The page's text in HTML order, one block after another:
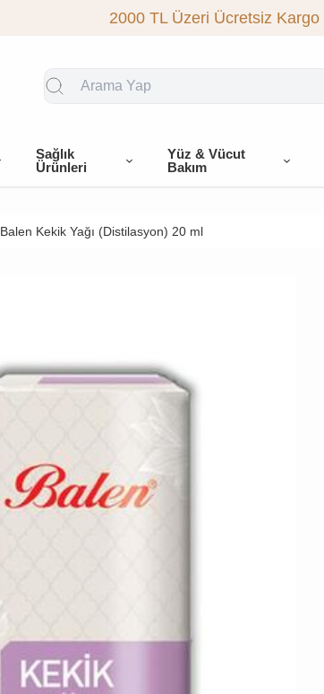
2000 TL Üzeri Ücretsiz Kargo
Sağlık
Ürünleri
Yüz & Vücut
Bakım
Balen Kekik Yağı (Distilasyon) 20 ml